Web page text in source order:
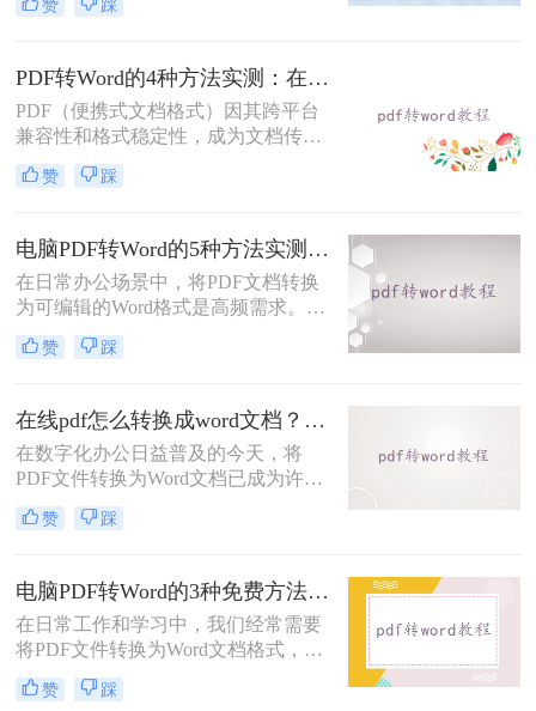
而备受青睐。那么电脑上pdf怎么转换
换成Word的实用方法。
赞 踩
PDF转Word的4种方法实测：在线工具、Word、Adobe与开源软件对比！！
PDF（便携式文档格式）因其跨平台
兼容性和格式稳定性，成为文档传输
的首选格式。然而，当我们需要编辑
文档内容时，将其转换为Word格式
word怎么转呢？本文将详细介绍几种
常用的PDF转Word方法，助您轻松完
成转换。
赞 踩
电脑PDF转Word的5种方法实测指南：从在线工具到OCR识别与命令行自动化！
在日常办公场景中，将PDF文档转换
为可编辑的Word格式是高频需求。那
么电脑pdf怎么转换成word呢？本文综
合2025年最新技术动态，系统解析
赞 踩
在线pdf怎么转换成word文档？PDF猫与转转大师2种在线工具使用指南与功能对比！
在数字化办公日益普及的今天，将
PDF文件转换为Word文档已成为许多
职场人士和学生群体的日常需求。
PDF格式虽然便于分享和保持格式一
找到一种高效、便捷的在线转换方法
显得尤为重要。那么在线pdf怎么转换
成word文档呢？本文将介绍两种在线
将PDF转换成Word文档的方法。
赞 踩
电脑PDF转Word的3种免费方法实测：含效果对比与适用场景说明！
在日常工作和学习中，我们经常需要
将PDF文件转换为Word文档格式，以
便进行编辑和修改。那么电脑pdf怎么
转word文档格式免费呢？本文将介绍
赞 踩